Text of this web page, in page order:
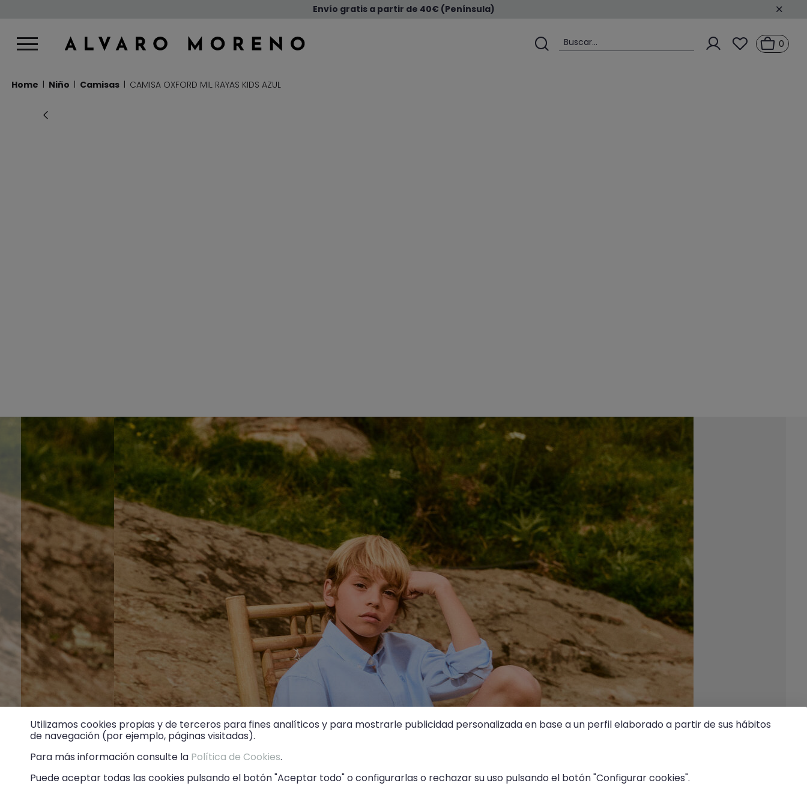
Envío gratis a partir de 40€ (Península)
Buscar... 0
Home Niño Camisas CAMISA OXFORD MIL RAYAS KIDS AZUL
Utilizamos cookies propias y de terceros para fines analíticos y para mostrarle publicidad personalizada en base a un perfil elaborado a partir de sus hábitos
de navegación (por ejemplo, páginas visitadas).
Para más información consulte la Política de Cookies.
Puede aceptar todas las cookies pulsando el botón "Aceptar todo" o configurarlas o rechazar su uso pulsando el botón "Configurar cookies".